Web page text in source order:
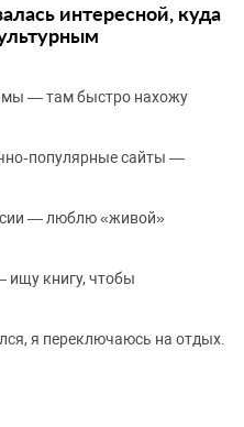
интересной, куда
— там быстро нахожу
сайты —
— люблю «живой»
ищу книгу, чтобы
я переключаюсь на отдых.